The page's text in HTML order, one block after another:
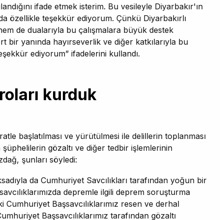
ifade etmek isterim. Bu vesileyle Diyarbakır'ın
özellikle teşekkür ediyorum. Çünkü Diyarbakırlı
de dualarıyla bu çalışmalara büyük destek
yanında hayırseverlik ve diğer katkılarıyla bu
ediyorum” ifadelerini kullandı.
kurduk
başlatılması ve yürütülmesi ile delillerin toplanması
gözaltı ve diğer tedbir işlemlerinin
şunları söyledi:
da Cumhuriyet Savcılıkları tarafından yoğun bir
depremle ilgili deprem soruşturma
Başsavcılıklarımız resen ve derhal
Başsavcılıklarımız tarafından gözaltı